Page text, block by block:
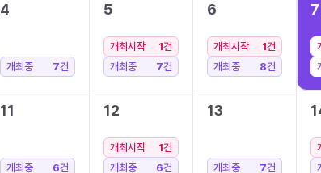
4
개최중 7건
5
개최시작 1건
개최중
7건
6
개최시작 1건
개최중
8건
7
11
개최중 6건
12
개최시작 1건
개최중
6건
13
개최중 7건